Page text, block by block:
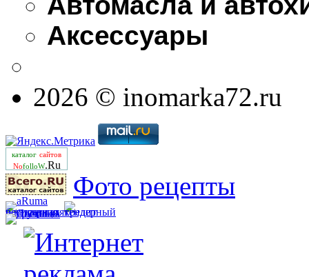
Аксессуары
2026 © inomarka72.ru
каталог сайтов
NofolloW.Ru
Фото рецепты